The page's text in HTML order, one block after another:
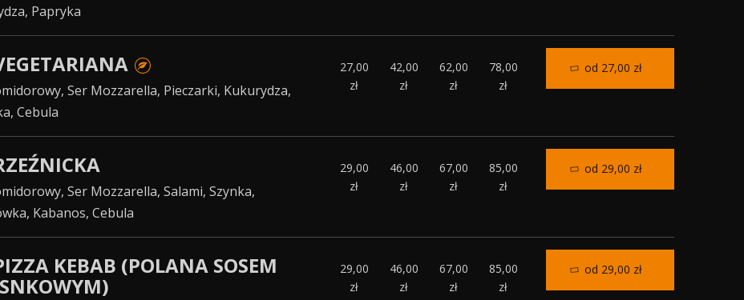
Papryka
Ser Mozzarella, Pieczarki, Kukurydza,
Cebula
27,00
zł
42,00
zł
62,00
zł
78,00
zł
Ser Mozzarella, Salami, Szynka,
Kabanos, Cebula
29,00
zł
46,00
zł
67,00
zł
85,00
zł
KEBAB (POLANA SOSEM
29,00
zł
46,00
zł
67,00
zł
85,00
zł